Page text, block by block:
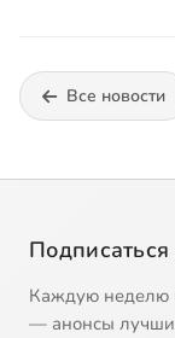
Все новости
Каждую неделю
— анонсы